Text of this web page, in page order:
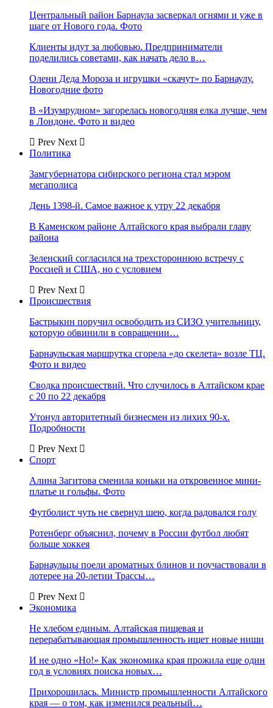
Центральный район Барнаула засверкал огнями и уже в
шаге от Нового года. Фото
Клиенты идут за любовью. Предприниматели
поделились советами, как начать дело в…
Олени Деда Мороза и игрушки «скачут» по Барнаулу.
Новогодние фото
В «Изумрудном» загорелась новогодняя елка лучше, чем
в Лондоне. Фото и видео
Prev Next
Политика
Замгубернатора сибирского региона стал мэром
мегаполиса
День 1398-й. Самое важное к утру 22 декабря
В Каменском районе Алтайского края выбрали главу
района
Зеленский согласился на трехстороннюю встречу с
Россией и США, но с условием
Prev Next
Происшествия
Бастрыкин поручил освободить из СИЗО учительницу,
которую обвинили в совращении…
Барнаульская маршрутка сгорела «до скелета» возле ТЦ.
Фото и видео
Сводка происшествий. Что случилось в Алтайском крае
с 20 по 22 декабря
Утонул авторитетный бизнесмен из лихих 90-х.
Подробности
Prev Next
Спорт
Алина Загитова сменила коньки на откровенное мини-
платье и гольфы. Фото
Футболист чуть не свернул шею, когда радовался голу
Ротенберг объяснил, почему в России футбол любят
больше хоккея
Барнаульцы поели ароматных блинов и поучаствовали в
лотерее на 20-летии Трассы…
Prev Next
Экономика
Не хлебом единым. Алтайская пищевая и
перерабатывающая промышленность ищет новые ниши
И не одно «Но!» Как экономика края прожила еще один
год в условиях поиска новых…
Прихорошилась. Министр промышленности Алтайского
края — о том, как изменился реальный…